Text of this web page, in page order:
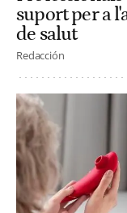
suport per a
de salut
Redacción